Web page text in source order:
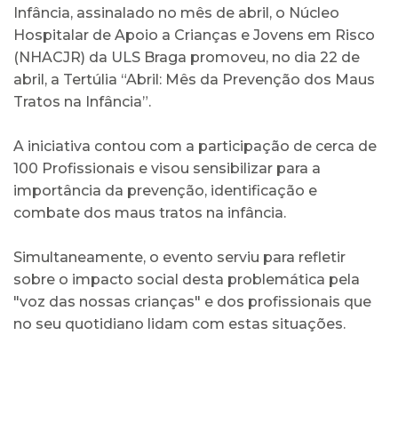
Infância, assinalado no mês de abril, o Núcleo
Hospitalar de Apoio a Crianças e Jovens em Risco
(NHACJR) da ULS Braga promoveu, no dia 22 de
abril, a Tertúlia “Abril: Mês da Prevenção dos Maus
Tratos na Infância”.
A iniciativa contou com a participação de cerca de
100 Profissionais e visou sensibilizar para a
importância da prevenção, identificação e
combate dos maus tratos na infância.
Simultaneamente, o evento serviu para refletir
sobre o impacto social desta problemática pela
"voz das nossas crianças" e dos profissionais que
no seu quotidiano lidam com estas situações.